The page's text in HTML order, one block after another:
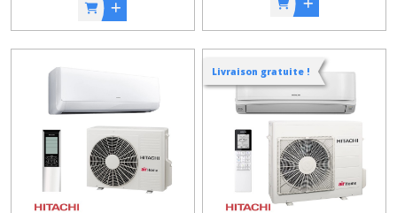
Livraison gratuite !